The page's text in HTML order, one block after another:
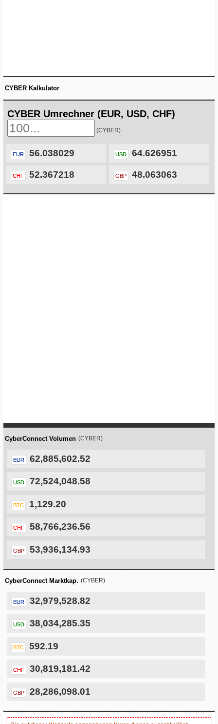
CYBER Kalkulator
CYBER Umrechner (EUR, USD, CHF)
(CYBER)
EUR 56.038029 USD 64.626951
CHF 52.367218 GBP 48.063063
CyberConnect Volumen (CYBER)
EUR 62,885,602.52
USD 72,524,048.58
BTC 1,129.20
CHF 58,766,236.56
GBP 53,936,134.93
CyberConnect Marktkap. (CYBER)
EUR 32,979,528.82
USD 38,034,285.35
BTC 592.19
CHF 30,819,181.42
GBP 28,286,098.01